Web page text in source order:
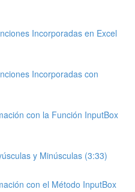
Incorporadas en Excel
Incorporadas con
con la Función InputBox
y Minúsculas (3:33)
con el Método InputBox